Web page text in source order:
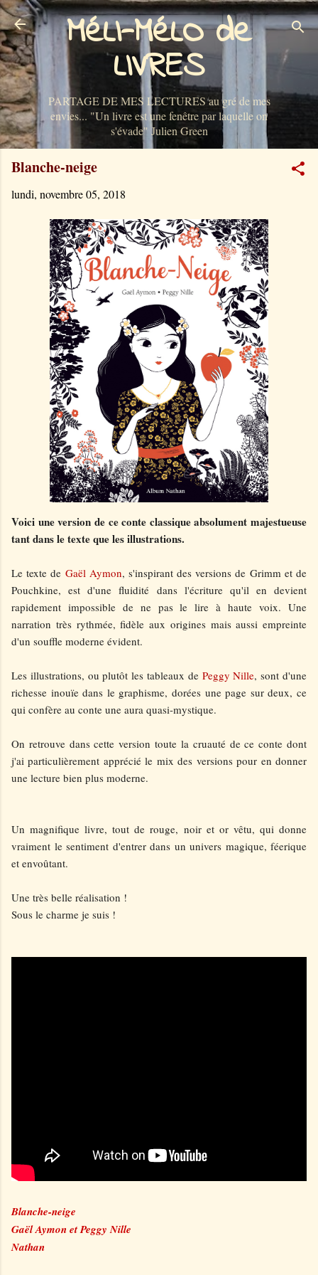
Accéder au contenu principal
MéLI-MéLO de
LIVRES
PARTAGE DE MES LECTURES au gré de mes
envies... "Un livre est une fenêtre par laquelle on
s'évade" Julien Green
Blanche-neige
lundi, novembre 05, 2018
Voici une version de ce conte classique absolument majestueuse
tant dans le texte que les illustrations.
Le texte de Gaël Aymon, s'inspirant des versions de Grimm et de
Pouchkine, est d'une fluidité dans l'écriture qu'il en devient
rapidement impossible de ne pas le lire à haute voix. Une
narration très rythmée, fidèle aux origines mais aussi empreinte
d'un souffle moderne évident.
Les illustrations, ou plutôt les tableaux de Peggy Nille, sont d'une
richesse inouïe dans le graphisme, dorées une page sur deux, ce
qui confère au conte une aura quasi-mystique.
On retrouve dans cette version toute la cruauté de ce conte dont
j'ai particulièrement apprécié le mix des versions pour en donner
une lecture bien plus moderne.
Un magnifique livre, tout de rouge, noir et or vêtu, qui donne
vraiment le sentiment d'entrer dans un univers magique, féerique
et envoûtant.
Une très belle réalisation !
Sous le charme je suis !
Blanche-neige
Gaël Aymon et Peggy Nille
Nathan